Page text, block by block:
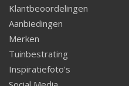
Klantbeoordelingen
Aanbiedingen
Merken
Tuinbestrating
Inspiratiefoto's